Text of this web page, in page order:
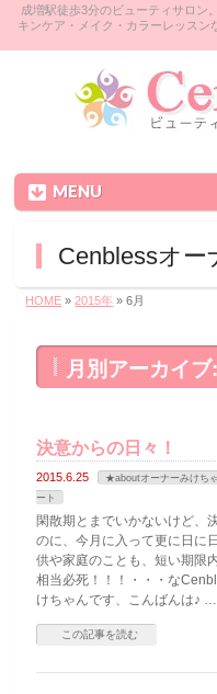
成増駅徒歩3分のビューティサロン
キンケア・メイク・カラーレッス
MENU
Cenblessオ
HOME »2015年 »6月
月別アーカイ
決意からの日々！
2015.6.25 ★aboutオーナーみけち
ート
閑散期とまでいかないけど、
のに、今月に入って更に日に
供や家庭のことも、短い期限
相当必死！！！・・・な
けちゃんです、こんばんは♪ …
この記事を読む